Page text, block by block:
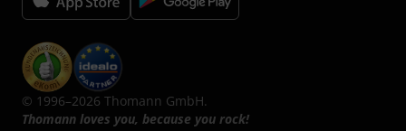
© 1996–2026 Thomann GmbH.
Thomann loves you, because you rock!